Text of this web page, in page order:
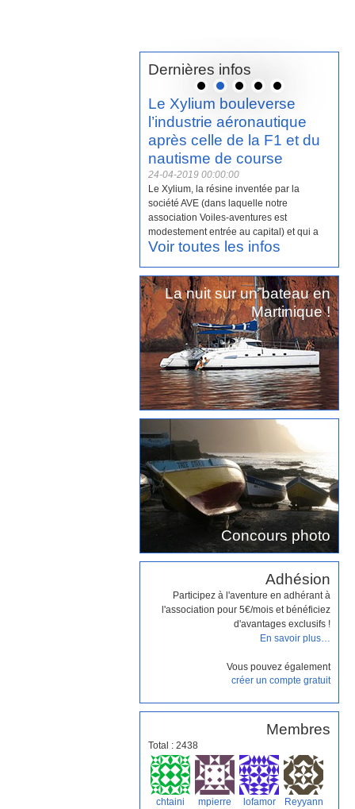
Dernières infos
Le Xylium bouleverse
l’industrie aéronautique
après celle de la F1 et du
nautisme de course
24-04-2019 00:00:00
Le Xylium, la résine inventée par la
société AVE (dans laquelle notre
association Voiles-aventures est
modestement entrée au capital) et qui a
été développée […Lire la suite
Voir toutes les infos
La nuit sur un bateau en
Martinique !
Concours photo
Adhésion
Participez à l'aventure en adhérant à
l'association pour 5€/mois et bénéficiez
d'avantages exclusifs !
En savoir plus…
Vous pouvez également
créer un compte gratuit
Membres
Total : 2438
chtaini mpierre lofamor Reyyann